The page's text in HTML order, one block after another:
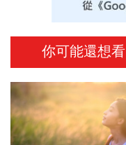
你可能還想看